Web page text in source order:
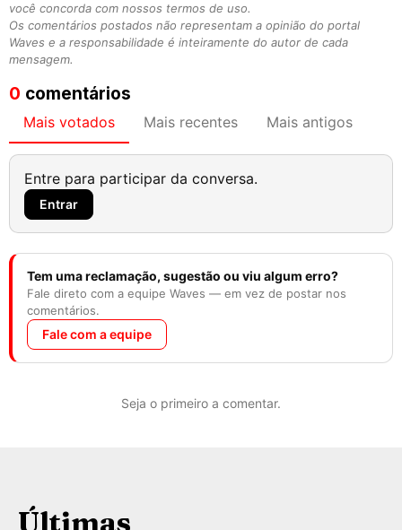
você concorda com nossos termos de uso.
Os comentários postados não representam a opinião do portal
Waves e a responsabilidade é inteiramente do autor de cada
mensagem.
0 comentários
Mais votados Mais recentes Mais antigos
Entre para participar da conversa.
Entrar
Tem uma reclamação, sugestão ou viu algum erro?
Fale direto com a equipe Waves — em vez de postar nos
comentários.
Fale com a equipe
Seja o primeiro a comentar.
Últimas